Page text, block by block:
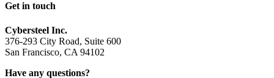
Get in touch
Cybersteel Inc.
376-293 City Road, Suite 600
San Francisco, CA 94102
Have any questions?